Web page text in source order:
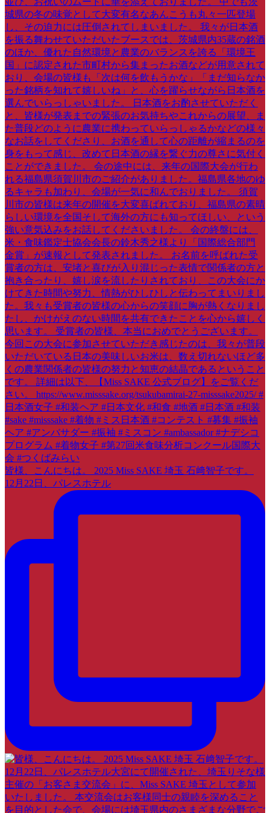
皆様、こんにちは。 2025 Miss SAKE 埼玉 石﨑智子です。
12月22日、パレスホテル